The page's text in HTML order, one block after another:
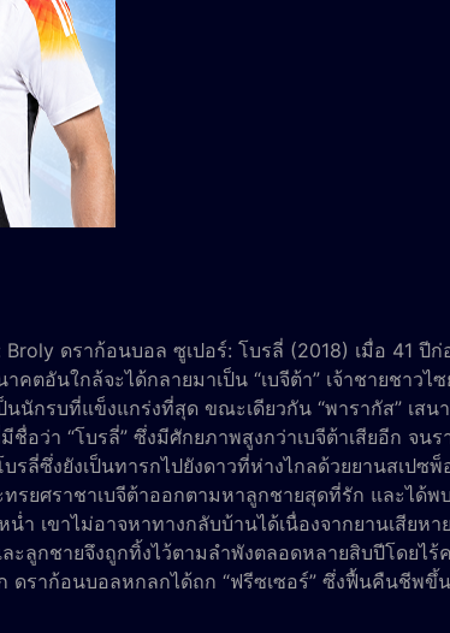
Broly ดราก้อนบอล ซูเปอร์: โบรลี่ (2018) เมื่อ 41 ปี
คตอันใกล้จะได้กลายมาเป็น “เบจีต้า” เจ้าชายชาว
นนักรบที่แข็งแกร่งที่สุด ขณะเดียวกัน “พารากัส” เสน
อว่า “โบรลี่” ซึ่งมีศักยภาพสูงกว่าเบจีต้าเสียอีก จนร
บรลี่ซึ่งยังเป็นทารกไปยังดาวที่ห่างไกลด้วยยานสเปซ
รยศราชาเบจีต้าออกตามหาลูกชายสุดที่รัก และได้พ
ำ เขาไม่อาจหาทางกลับบ้านได้เนื่องจากยานเสียหา
ละลูกชายจึงถูกทิ้งไว้ตามลำพังตลอดหลายสิบปีโดยไ
ดราก้อนบอลหกลูกได้ถูก “ฟรีซเซอร์” ซึ่งฟื้นคืนชีพขึ้